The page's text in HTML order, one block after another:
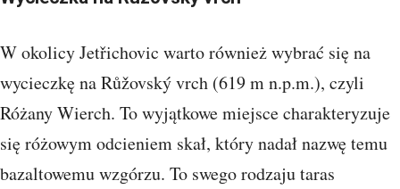
W okolicy Jetřichovic warto również wybrać się na
wycieczkę na Růžovský vrch (619 m n.p.m.), czyli
Różany Wierch. To wyjątkowe miejsce charakteryzuje
się różowym odcieniem skał, który nadał nazwę temu
bazaltowemu wzgórzu. To swego rodzaju taras